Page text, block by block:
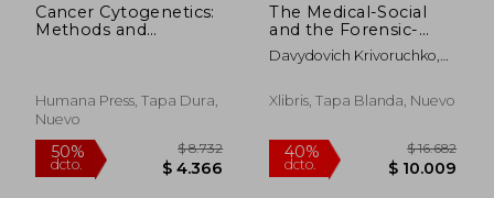
Cancer Cytogenetics:
Methods and
Humana Press, Tapa Dura,
Nuevo
The Medical-Social
and the Forensic-
Psychiatric Aspects of
Gerontology and
(en Inglés)
Davydovich Krivoruchko,
Xlibris, Tapa Blanda, Nuevo